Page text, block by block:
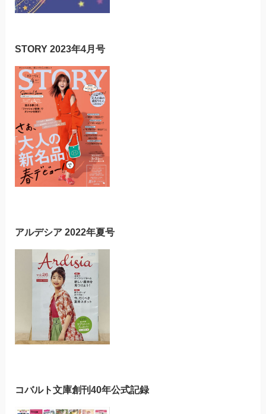
STORY 2023年4月号
アルデシア 2022年夏号
コバルト文庫創刊40年公式記録